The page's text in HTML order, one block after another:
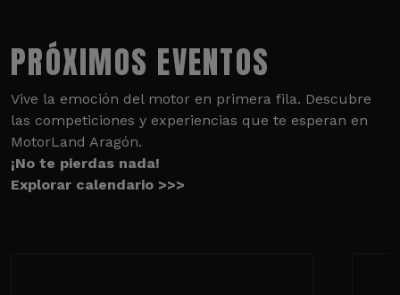
PRÓXIMOS EVENTOS
Vive la emoción del motor en primera fila. Descubre
las competiciones y experiencias que te esperan en
MotorLand Aragón.
¡No te pierdas nada!
Explorar calendario >>>